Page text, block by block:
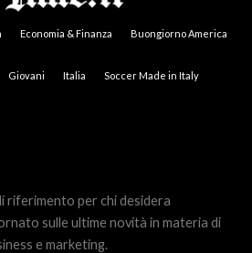
Economia & Finanza Buongiorno America
Giovani Italia Soccer Made in Italy
riferimento per chi desidera
sulle ultime novità in materia di
e marketing.